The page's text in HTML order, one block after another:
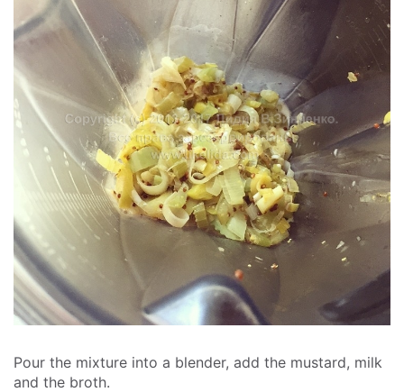
Pour the mixture into a blender, add the mustard, milk
and the broth.